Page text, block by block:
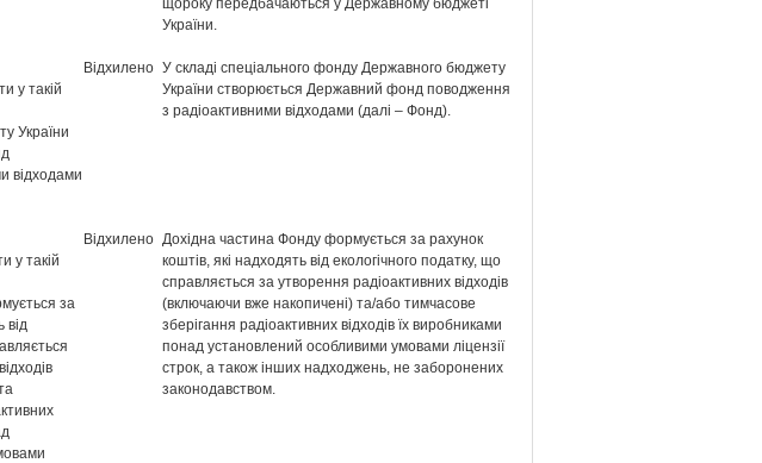
щороку передбачаються у Державному бюджеті
України.
у такій
України
відходами
Відхилено У складі спеціального фонду Державного бюджету
України створюється Державний фонд поводження
з радіоактивними відходами (далі – Фонд).
у такій
за
від
Відхилено Дохідна частина Фонду формується за рахунок
коштів, які надходять від екологічного податку, що
справляється за утворення радіоактивних відходів
(включаючи вже накопичені) та/або тимчасове
зберігання радіоактивних відходів їх виробниками
понад установлений особливими умовами ліцензії
строк, а також інших надходжень, не заборонених
законодавством.